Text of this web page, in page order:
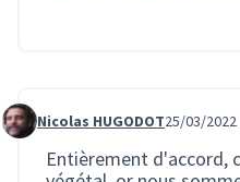
Commentaire 50
Nicolas HUGODOT25/03/2022
Entièrement d'accord,